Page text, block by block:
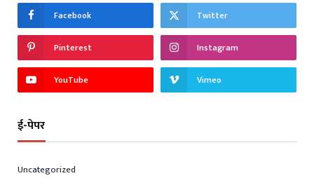
Facebook Twitter
Pinterest Instagram
YouTube Vimeo
ई-पेपर
Uncategorized